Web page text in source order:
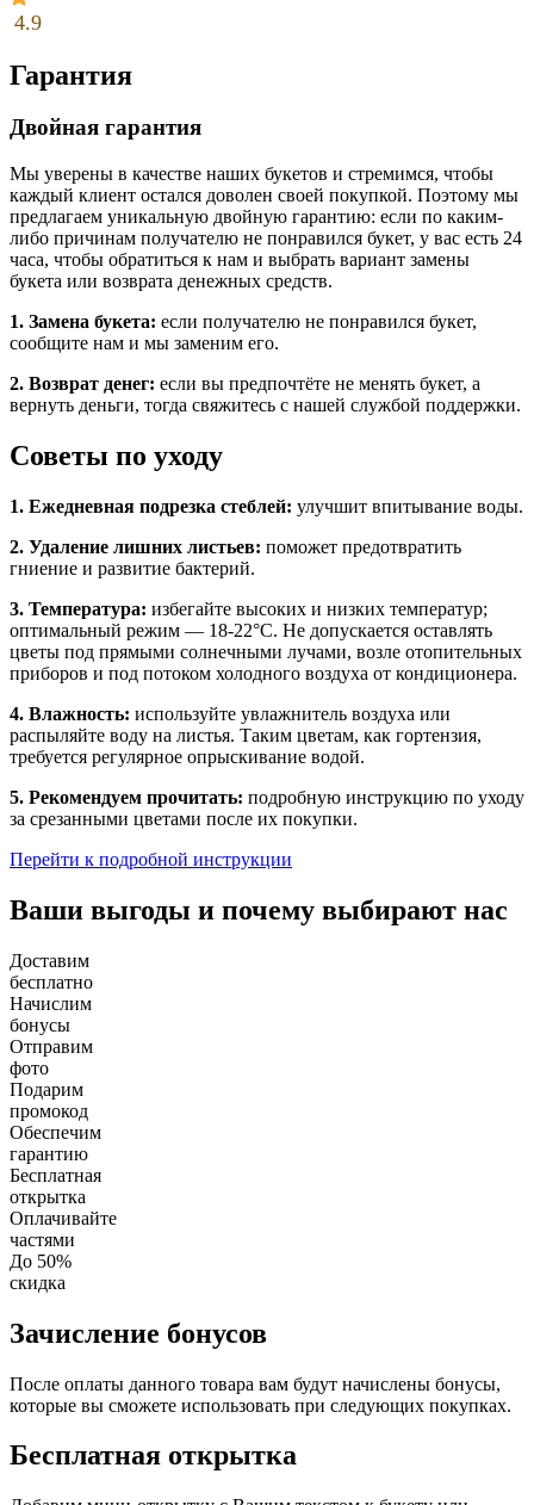
4.9
Гарантия
Двойная гарантия
Мы уверены в качестве наших букетов и стремимся, чтобы
каждый клиент остался доволен своей покупкой. Поэтому мы
предлагаем уникальную двойную гарантию: если по каким-
либо причинам получателю не понравился букет, у вас есть 24
часа, чтобы обратиться к нам и выбрать вариант замены
букета или возврата денежных средств.
1. Замена букета: если получателю не понравился букет,
сообщите нам и мы заменим его.
2. Возврат денег: если вы предпочтёте не менять букет, а
вернуть деньги, тогда свяжитесь с нашей службой поддержки.
Советы по уходу
1. Ежедневная подрезка стеблей: улучшит впитывание воды.
2. Удаление лишних листьев: поможет предотвратить
гниение и развитие бактерий.
3. Температура: избегайте высоких и низких температур;
оптимальный режим — 18-22°C. Не допускается оставлять
цветы под прямыми солнечными лучами, возле отопительных
приборов и под потоком холодного воздуха от кондиционера.
4. Влажность: используйте увлажнитель воздуха или
распыляйте воду на листья. Таким цветам, как гортензия,
требуется регулярное опрыскивание водой.
5. Рекомендуем прочитать: подробную инструкцию по уходу
за срезанными цветами после их покупки.
Перейти к подробной инструкции
Ваши выгоды и почему выбирают нас
Доставим
бесплатно
Начислим
бонусы
Отправим
фото
Подарим
промокод
Обеспечим
гарантию
Бесплатная
открытка
Оплачивайте
частями
До 50%
скидка
Зачисление бонусов
После оплаты данного товара вам будут начислены бонусы,
которые вы сможете использовать при следующих покупках.
Бесплатная открытка